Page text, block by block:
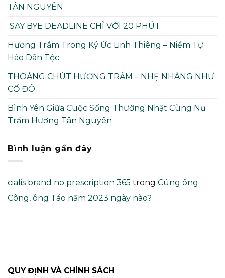
TÂN NGUYÊN
SAY BYE DEADLINE CHỈ VỚI 20 PHÚT
Hương Trầm Trong Ký Ức Linh Thiêng – Niềm Tự
Hào Dân Tộc
THOÁNG CHÚT HƯƠNG TRẦM – NHẸ NHÀNG NHƯ
CỐ ĐÔ
Bình Yên Giữa Cuộc Sống Thường Nhật Cùng Nụ
Trầm Hương Tân Nguyên
Bình luận gần đây
cialis brand no prescription 365 trong Cúng ông
Công, ông Táo năm 2023 ngày nào?
QUY ĐỊNH VÀ CHÍNH SÁCH